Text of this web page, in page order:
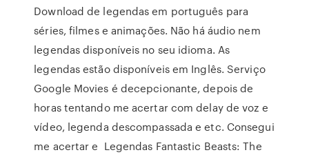
Download de legendas em português para
séries, filmes e animações. Não há áudio nem
legendas disponíveis no seu idioma. As
legendas estão disponíveis em Inglês. Serviço
Google Movies é decepcionante, depois de
horas tentando me acertar com delay de voz e
vídeo, legenda descompassada e etc. Consegui
me acertar e Legendas Fantastic Beasts: The